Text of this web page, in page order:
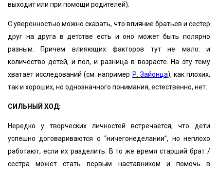
выходит или при помощи родителей).
С уверенностью можно сказать, что влияние братьев и сестер
друг на друга в детстве есть и оно может быть полярно
разным. Причем влияющих факторов тут не мало: и
количество детей, и пол, и разница в возрасте. На эту тему
хватает исследований (см. например Р. Зайонца), как плохих,
так и хороших, но однозначного понимания, естественно, нет.
СИЛЬНЫЙ ХОД:
Нередко у творческих личностей встречается, что дети
успешно договариваются о “ничегонеделании”, но неплохо
работают, если их разделить. В то же время старший брат /
сестра может стать первым наставником и помочь в